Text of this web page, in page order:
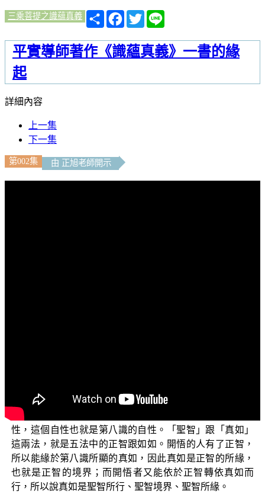
三乘菩提之識蘊真義
分
享
Facebook
Twitter
平實導師著作《識蘊真義》一書的緣
起
詳細內容
上一集
下一集
第002集 由 正旭老師開示
是第八識在諸法上面所顯現的真如，稱為圓成實自性；也
就是說，真如就是圓滿成就諸法的自性，簡稱圓成實自
性，這個自性也就是第八識的自性。「聖智」跟「真如」
這兩法，就是五法中的正智跟如如。開悟的人有了正智，
所以能緣於第八識所顯的真如，因此真如是正智的所緣，
也就是正智的境界；而開悟者又能依於正智轉依真如而
行，所以說真如是聖智所行、聖智境界、聖智所緣。